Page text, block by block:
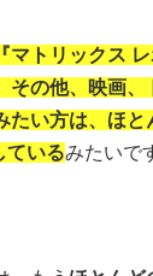
『マトリックス
その他、映画、
い方は、ほと
ているみたいで